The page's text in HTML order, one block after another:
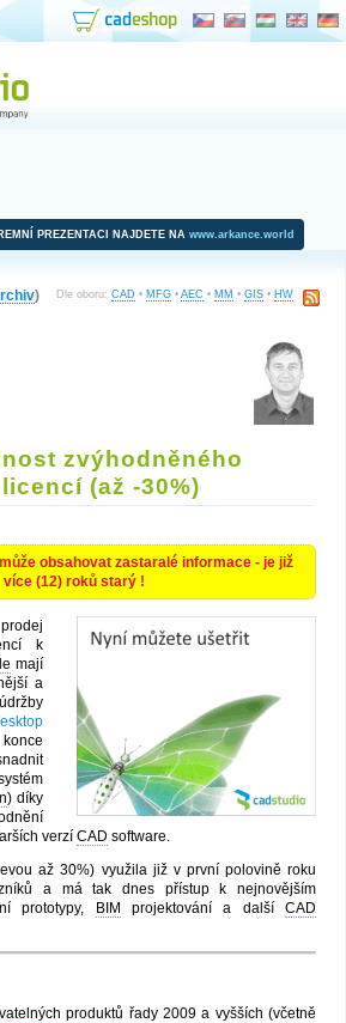
PREZENTACI NAJDETE NA www.arkance.world
Dle oboru: CAD • MFG • AEC • MM • GIS • HW
)
zvýhodněného
(až -30%)
obsahovat zastaralé informace - je již
více (12) roků starý !
k
mají
a
) díky
verzí CAD software.
až 30%) využila již v první polovině roku
a má tak dnes přístup k nejnovějším
prototypy,
BIM projektování a další CAD
produktů řady 2009 a vyšších (včetně